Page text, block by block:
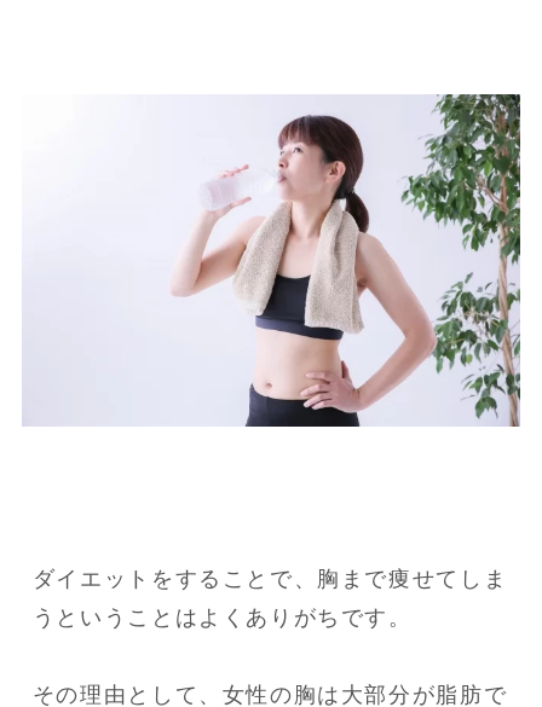
ダイエットをすることで、胸まで痩せてしま
うということはよくありがちです。
その理由として、女性の胸は大部分が脂肪で